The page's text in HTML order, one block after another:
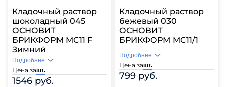
Кладочный раствор
шоколадный 045
ОСНОВИТ
БРИКФОРМ MC11 F
Зимний
Цена зашт.
1546 руб.
Подробнее
Кладочный раствор
бежевый 030
ОСНОВИТ
БРИКФОРМ MC11/1
Цена зашт.
799 руб.
Подробнее